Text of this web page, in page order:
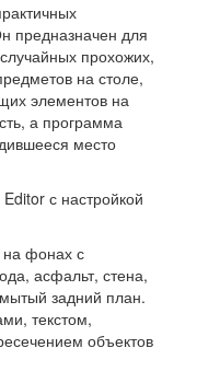
предназначен для
прохожих,
на столе,
элементов на
а программа
место
на фонах с
асфальт, стена,
задний план.
текстом,
объектов